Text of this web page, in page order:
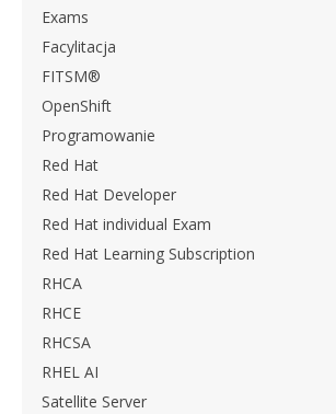
Exams
Facylitacja
FITSM®
OpenShift
Programowanie
Red Hat
Red Hat Developer
Red Hat individual Exam
Red Hat Learning Subscription
RHCA
RHCE
RHCSA
RHEL AI
Satellite Server